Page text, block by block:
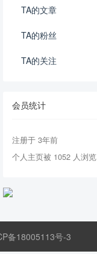
TA的文章
TA的粉丝
TA的关注
会员统计
注册于 3年前
个人主页被 1052 人浏览
备18005113号-3